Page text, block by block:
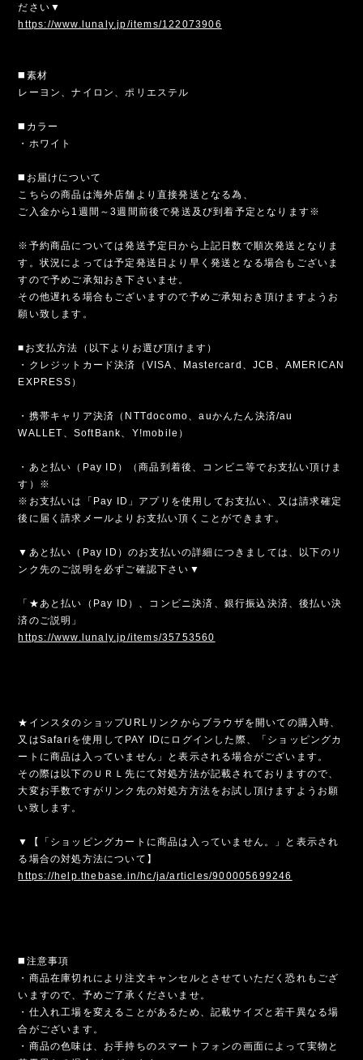
ださい▼
https://www.lunaly.jp/items/122073906
◼️素材
レーヨン、ナイロン、ポリエステル
◼️カラー
・ホワイト
◼️お届けについて
こちらの商品は海外店舗より直接発送となる為、
ご入金から1週間～3週間前後で発送及び到着予定となります※
※予約商品については発送予定日から上記日数で順次発送となりま
す。状況によっては予定発送日より早く発送となる場合もございま
すので予めご承知おき下さいませ。
その他遅れる場合もございますので予めご承知おき頂けますようお
願い致します。
■お支払方法（以下よりお選び頂けます）
・クレジットカード決済（VISA、Mastercard、JCB、AMERICAN
EXPRESS）
・携帯キャリア決済（NTTdocomo、auかんたん決済/au
WALLET、SoftBank、Y!mobile）
・あと払い（Pay ID）（商品到着後、コンビニ等でお支払い頂けま
す）※
※お支払いは「Pay ID」アプリを使用してお支払い、又は請求確定
後に届く請求メールよりお支払い頂くことができます。
▼あと払い（Pay ID）のお支払いの詳細につきましては、以下のリ
ンク先のご説明を必ずご確認下さい▼
「★あと払い（Pay ID）、コンビニ決済、銀行振込決済、後払い決
済のご説明」
https://www.lunaly.jp/items/35753560
★インスタのショップURLリンクからブラウザを開いての購入時、
又はSafariを使用してPAY IDにログインした際、「ショッピングカ
ートに商品は入っていません」と表示される場合がございます。
その際は以下のＵＲＬ先にて対処方法が記載されておりますので、
大変お手数ですがリンク先の対処方方法をお試し頂けますようお願
い致します。
▼【「ショッピングカートに商品は入っていません。」と表示され
る場合の対処方法について】
https://help.thebase.in/hc/ja/articles/900005699246
◼️注意事項
・商品在庫切れにより注文キャンセルとさせていただく恐れもござ
いますので、予めご了承くださいませ。
・仕入れ工場を変えることがあるため、記載サイズと若干異なる場
合がございます。
・商品の色味は、お手持ちのスマートフォンの画面によって実物と